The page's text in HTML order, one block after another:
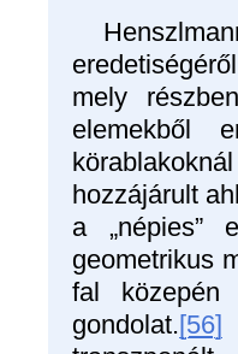
mely
elemekből
hozzájárult
a „népies”
geometrikus
fal közepén
gondolat.[56]